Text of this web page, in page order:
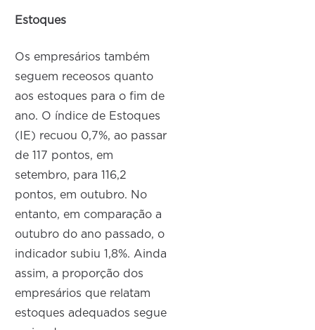
Estoques
Os empresários também
seguem receosos quanto
aos estoques para o fim de
ano. O índice de Estoques
(IE) recuou 0,7%, ao passar
de 117 pontos, em
setembro, para 116,2
pontos, em outubro. No
entanto, em comparação a
outubro do ano passado, o
indicador subiu 1,8%. Ainda
assim, a proporção dos
empresários que relatam
estoques adequados segue